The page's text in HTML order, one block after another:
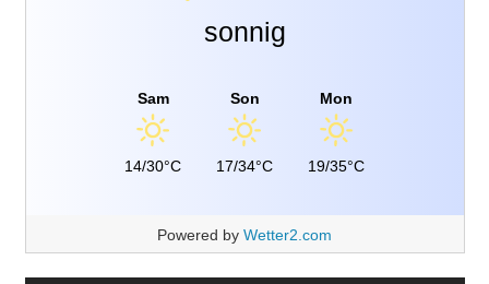
sonnig
Sam
14/30°C
Son
17/34°C
Mon
19/35°C
Powered by Wetter2.com